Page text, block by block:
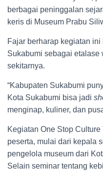
berbagai peninggalan
keris di Museum Prabu
Fajar berharap kegiatan
Sukabumi sebagai
sekitarnya.
“Kabupaten Sukabumi
Kota Sukabumi bisa jadi
menginap, kuliner, dan
Kegiatan One Stop
peserta, mulai dari kepala
pengelola museum dari
Selain seminar tentang